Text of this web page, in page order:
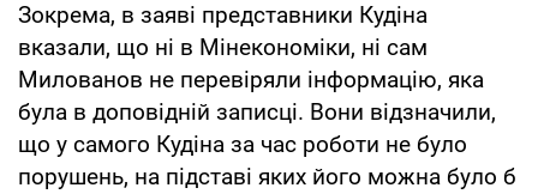
Зокрема, в заяві представники Кудіна
вказали, що ні в Мінекономіки, ні сам
Милованов не перевіряли інформацію, яка
була в доповідній записці. Вони відзначили,
що у самого Кудіна за час роботи не було
порушень, на підставі яких його можна було б